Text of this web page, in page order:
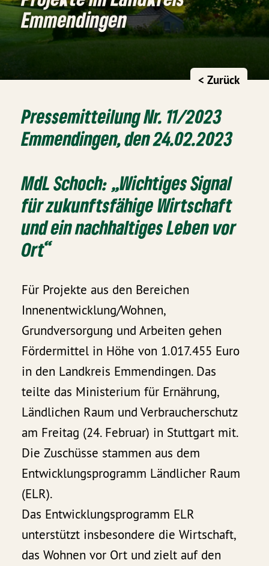
Emmendingen
< Zurück
Pressemitteilung Nr. 11/2023
Emmendingen, den 24.02.2023
MdL Schoch: „Wichtiges Signal
für zukunftsfähige Wirtschaft
und ein nachhaltiges Leben vor
Ort“
Für Projekte aus den Bereichen
Innenentwicklung/Wohnen,
Grundversorgung und Arbeiten gehen
Fördermittel in Höhe von 1.017.455 Euro
in den Landkreis Emmendingen. Das
teilte das Ministerium für Ernährung,
Ländlichen Raum und Verbraucherschutz
am Freitag (24. Februar) in Stuttgart mit.
Die Zuschüsse stammen aus dem
Entwicklungsprogramm Ländlicher Raum
(ELR).
Das Entwicklungsprogramm ELR
unterstützt insbesondere die Wirtschaft,
das Wohnen vor Ort und zielt auf den